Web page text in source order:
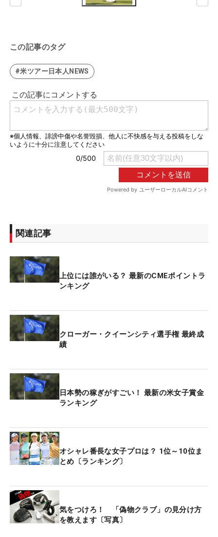
この記事のタグ
#米ツアー日本人NEWS
関連記事
上位には誰がいる？ 最新のCMEポイントラ
ンキング
クローガー・クイーンシティ選手権 最終成
績
日本勢の稼ぎがすごい！ 最新の米女子賞金
ランキング
オシャレ番長な女子プロは？ 1位～10位ま
とめ〔ランキング〕
気をつけろ！ 「偽物クラブ」の見分け方
を教えます〔写真〕